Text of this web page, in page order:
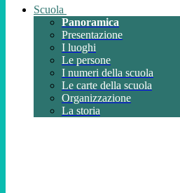
Scuola
Panoramica
Presentazione
I luoghi
Le persone
I numeri della scuola
Le carte della scuola
Organizzazione
La storia